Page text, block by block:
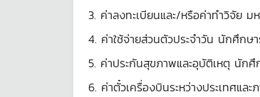
3. ค่าลงทะเบียนและ/หรือค่าทำวิจัย
4. ค่าใช้จ่ายส่วนตัวประจำวัน นักศึกษ
5. ค่าประกันสุขภาพและอุบัติเหตุ นัก
6. ค่าตั๋วเครื่องบินระหว่างประเทศแล